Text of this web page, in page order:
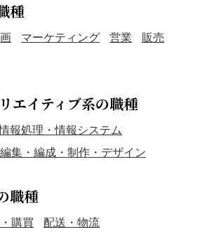
種
マーケティング 営業
販売
エイティブ系の職種
報処理・情報システム
編集・編成・制作・デザイン
職種
購買 配送・物流